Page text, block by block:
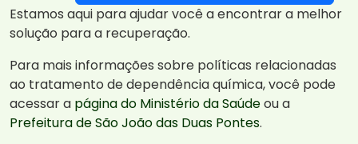
Estamos aqui para ajudar você a encontrar a melhor
solução para a recuperação.
Para mais informações sobre políticas relacionadas
ao tratamento de dependência química, você pode
acessar a página do Ministério da Saúdeou a
Prefeitura de São João das Duas Pontes.